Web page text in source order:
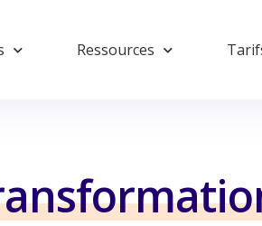
Ressources